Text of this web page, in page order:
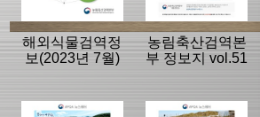
해외식물검역정
보(2023년 7월)
농림축산검역본
부 정보지 vol.51